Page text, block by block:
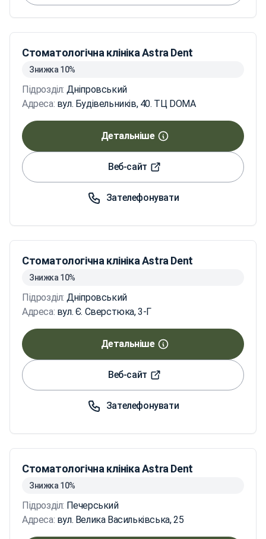
Стоматологічна клініка Astra Dent
Знижка 10%
Підрозділ: Дніпровський
Адреса: вул. Будівельників, 40. ТЦ DOMA
Детальніше
Веб-сайт
Зателефонувати
Стоматологічна клініка Astra Dent
Знижка 10%
Підрозділ: Дніпровський
Адреса: вул. Є. Сверстюка, 3-Г
Детальніше
Веб-сайт
Зателефонувати
Стоматологічна клініка Astra Dent
Знижка 10%
Підрозділ: Печерський
Адреса: вул. Велика Васильківська, 25